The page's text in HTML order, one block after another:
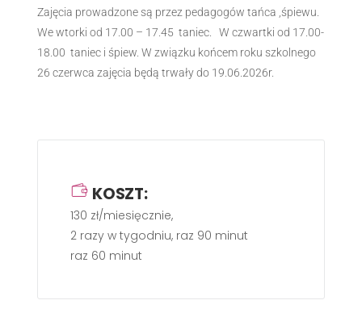
Zajęcia prowadzone są przez pedagogów tańca ,śpiewu.
We wtorki od 17.00 – 17.45 taniec. W czwartki od 17.00-
18.00 taniec i śpiew. W związku końcem roku szkolnego
26 czerwca zajęcia będą trwały do 19.06.2026r.
KOSZT:
130 zł/miesięcznie,
2 razy w tygodniu, raz 90 minut
raz 60 minut